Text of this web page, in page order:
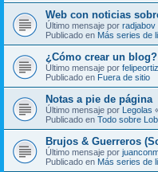
Web con noticias
Último mensaje por radjabov
Publicado en Más series de
¿Cómo crear un blog?
Último mensaje por felipeortiz
Publicado en Fuera de sitio
Notas a pie de página
Último mensaje por Legolas
Publicado en Todo sobre
Brujos & Guerreros
Último mensaje por
Publicado en Más series de